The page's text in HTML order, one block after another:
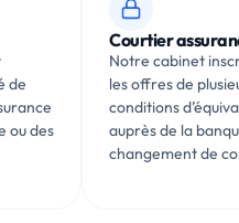
de
ou des
Courtier
Notre cabinet
les offres de
conditions
auprès de la
changement de